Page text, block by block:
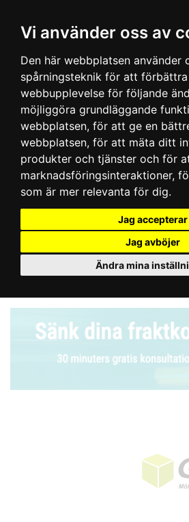
Vi använder oss av
Den här webbplatsen använder
spårningsteknik för att
webbupplevelse för följande
möjliggöra grundläggande
webbplatsen, för att ge en
webbplatsen, för att mäta ditt
produkter och tjänster och för
marknadsföringsinteraktioner,
som är mer relevanta för dig.
Jag accepterar
Jag avböjer
Ändra mina